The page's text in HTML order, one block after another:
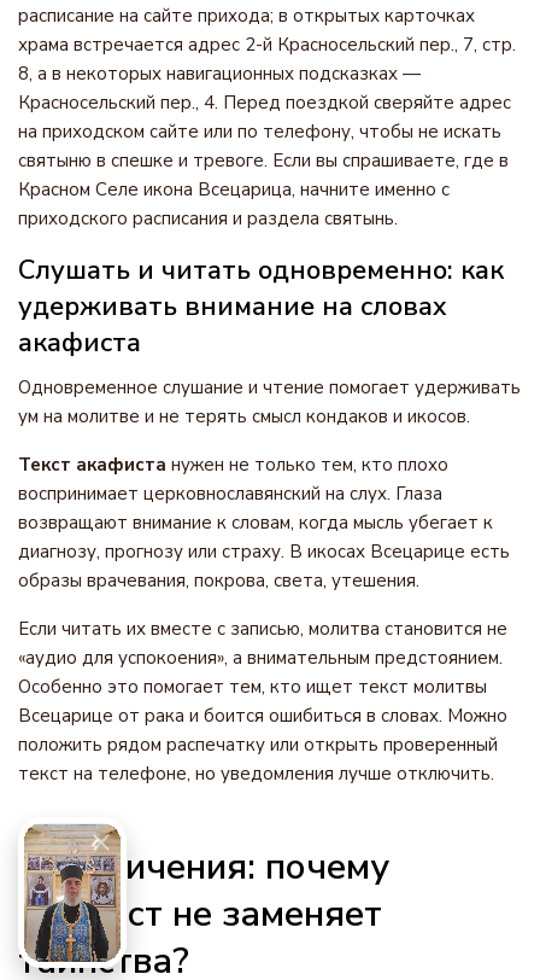
расписание на сайте прихода; в открытых карточках
храма встречается адрес 2-й Красносельский пер., 7, стр.
8, а в некоторых навигационных подсказках —
Красносельский пер., 4. Перед поездкой сверяйте адрес
на приходском сайте или по телефону, чтобы не искать
святыню в спешке и тревоге. Если вы спрашиваете, где в
Красном Селе икона Всецарица, начните именно с
приходского расписания и раздела святынь.
Слушать и читать одновременно: как
удерживать внимание на словах
акафиста
Одновременное слушание и чтение помогает удерживать
ум на молитве и не терять смысл кондаков и икосов.
Текст акафиста нужен не только тем, кто плохо
воспринимает церковнославянский на слух. Глаза
возвращают внимание к словам, когда мысль убегает к
диагнозу, прогнозу или страху. В икосах Всецарице есть
образы врачевания, покрова, света, утешения.
Если читать их вместе с записью, молитва становится не
«аудио для успокоения», а внимательным предстоянием.
Особенно это помогает тем, кто ищет текст молитвы
Всецарице от рака и боится ошибиться в словах. Можно
положить рядом распечатку или открыть проверенный
текст на телефоне, но уведомления лучше отключить.
Ограничения: почему
акафист не заменяет
таинства?